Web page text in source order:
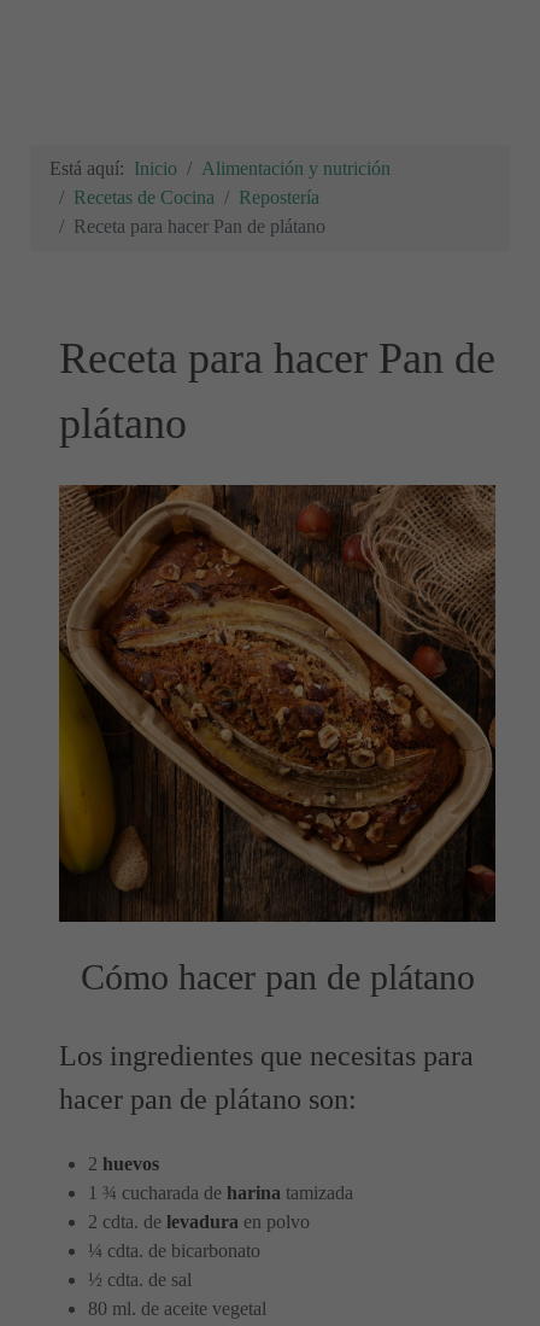
Está aquí: Inicio
Alimentación y nutrición
Recetas de Cocina
Repostería
Receta para hacer Pan de plátano
Receta para hacer Pan de
plátano
Cómo hacer pan de plátano
Los ingredientes que necesitas para
hacer pan de plátano son:
2 huevos
1 ¾ cucharada de harina tamizada
2 cdta. de levadura en polvo
¼ cdta. de bicarbonato
½ cdta. de sal
80 ml. de aceite vegetal